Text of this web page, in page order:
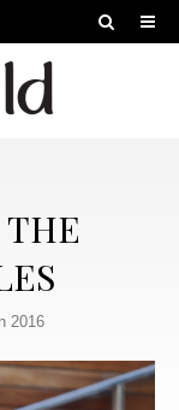
2016